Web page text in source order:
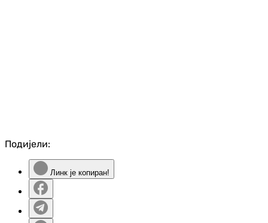
Подијели:
Линк је копиран!